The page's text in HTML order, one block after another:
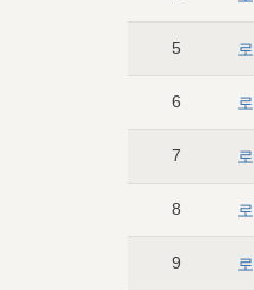
5
6
7
8
9